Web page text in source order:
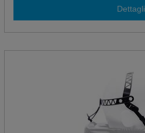
Dettagli